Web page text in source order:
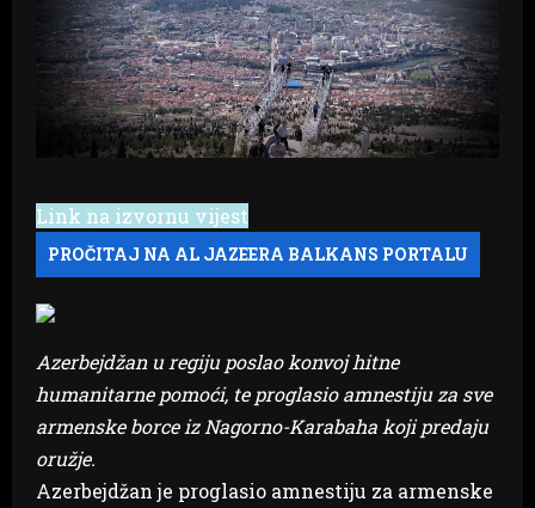
Link na izvornu vijest
Azerbejdžan u regiju poslao konvoj hitne
humanitarne pomoći, te proglasio amnestiju za sve
armenske borce iz Nagorno-Karabaha koji predaju
oružje.
Azerbejdžan je proglasio amnestiju za armenske